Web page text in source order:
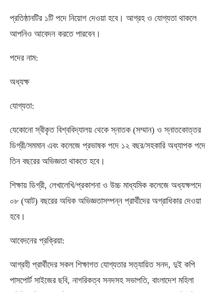
প্রতিষ্ঠানটির ১টি পদে নিয়োগ দেওয়া হবে। আগ্রহ ও যোগ্যতা থাকলে
আপনিও আবেদন করতে পারবেন।
পদের নাম:
অধ্যক্ষ
যোগ্যতা:
যেকোনো স্বীকৃত বিশ্ববিদ্যালয় থেকে স্নাতক (সম্মান) ও স্নাতকোত্তর
ডিগ্রী/সমমান এবং কলেজে প্রভাষক পদে ১২ বছর/সহকারি অধ্যাপক পদে
তিন বছরের অভিজ্ঞতা থাকতে হবে।
শিক্ষায় ডিগ্রী, লেখালেখি/প্রকাশনা ও উচ্চ মাধ্যমিক কলেজে অধ্যক্ষপদে
০৮ (আট) বছরের অধিক অভিজ্ঞতাসম্পন্ন প্রার্থীদের অগ্রাধিকার দেওয়া
হবে।
আবেদনের প্রক্রিয়া:
আগ্রহী প্রার্থীদের সকল শিক্ষাগত যোগ্যতার সত্যায়িত সনদ, দুই কপি
পাসপোর্ট সাইজের ছবি, নাগরিকত্ব সনদসহ সভাপতি, বাংলাদেশ মহিলা